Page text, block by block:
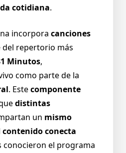
cotidiana.
incorpora canciones
repertorio más
Minutos,
como parte de la
. Estecomponente
distintas
un mismo
contenido conecta
conocieron el programa